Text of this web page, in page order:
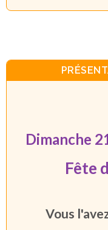
Dimanche
Fête
Vous